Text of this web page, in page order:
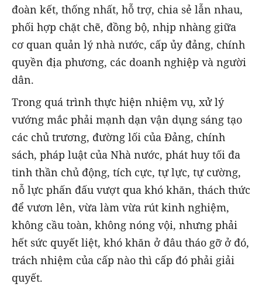
đoàn kết, thống nhất, hỗ trợ, chia sẻ lẫn nhau,
phối hợp chặt chẽ, đồng bộ, nhịp nhàng giữa
cơ quan quản lý nhà nước, cấp ủy đảng, chính
quyền địa phương, các doanh nghiệp và người
dân.
Trong quá trình thực hiện nhiệm vụ, xử lý
vướng mắc phải mạnh dạn vận dụng sáng tạo
các chủ trương, đường lối của Đảng, chính
sách, pháp luật của Nhà nước, phát huy tối đa
tinh thần chủ động, tích cực, tự lực, tự cường,
nỗ lực phấn đấu vượt qua khó khăn, thách thức
để vươn lên, vừa làm vừa rút kinh nghiệm,
không cầu toàn, không nóng vội, nhưng phải
hết sức quyết liệt, khó khăn ở đâu tháo gỡ ở đó,
trách nhiệm của cấp nào thì cấp đó phải giải
quyết.